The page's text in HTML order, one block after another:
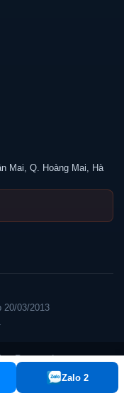
Zalo 2
Mai, Q. Hoàng Mai, Hà
20/03/2013
Reserved.
báo Bộ Công Thương